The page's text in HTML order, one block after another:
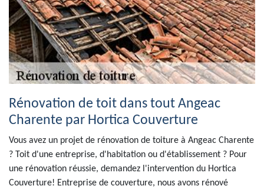
Rénovation de toit dans tout Angeac
Charente par Hortica Couverture
Vous avez un projet de rénovation de toiture à Angeac Charente
? Toit d'une entreprise, d'habitation ou d'établissement ? Pour
une rénovation réussie, demandez l'intervention du Hortica
Couverture! Entreprise de couverture, nous avons rénové